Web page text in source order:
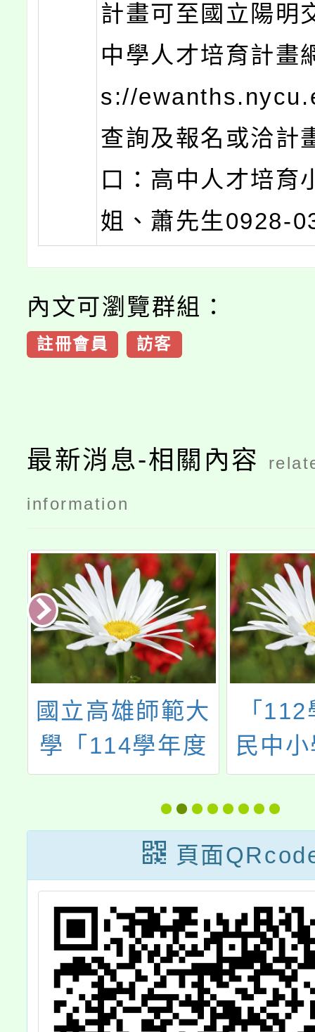
計畫可至國立陽明
中學人才培育計畫
s://
查詢及報名或洽計
口：高中人才培育
姐、蕭先生0928-
內文可瀏覽群組：
註冊會員 訪客
最新消息-相關內容
information
「112學年度國
民中小學數學科
學生學習扶助教
材研發計畫」之
國民中學數學領
域扶助教學教材
研習課程
113
「永
教
頁面